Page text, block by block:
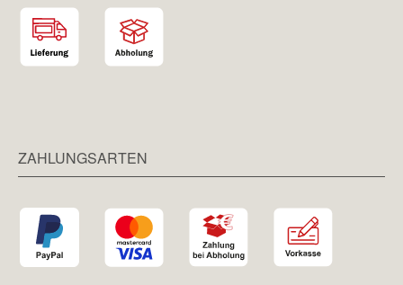
ZAHLUNGSARTEN